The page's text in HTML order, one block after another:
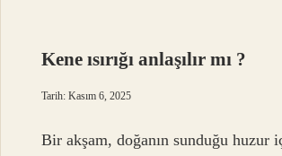
Kene ısırığı anlaşılır mı ?
Tarih: Kasım 6, 2025
Bir akşam, doğanın sunduğu huzur